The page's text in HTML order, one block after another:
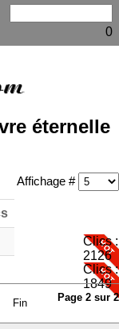
0
éternelle
Affichage #
Clics :
2126
Clics :
1849
Page 2 sur 2
Fin